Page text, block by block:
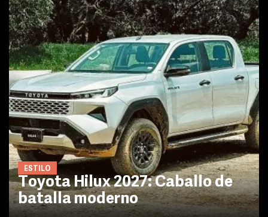
ESTILO
Toyota Hilux 2027: Caballo de
batalla moderno